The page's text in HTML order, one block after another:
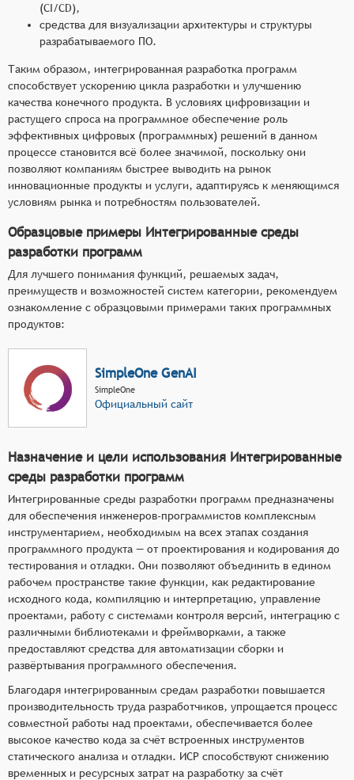
(CI/CD),
средства для визуализации архитектуры и структуры
разрабатываемого ПО.
Таким образом, интегрированная разработка программ
способствует ускорению цикла разработки и улучшению
качества конечного продукта. В условиях цифровизации и
растущего спроса на программное обеспечение роль
эффективных цифровых (программных) решений в данном
процессе становится всё более значимой, поскольку они
позволяют компаниям быстрее выводить на рынок
инновационные продукты и услуги, адаптируясь к меняющимся
условиям рынка и потребностям пользователей.
Образцовые примеры Интегрированные среды
разработки программ
Для лучшего понимания функций, решаемых задач,
преимуществ и возможностей систем категории, рекомендуем
ознакомление с образцовыми примерами таких программных
продуктов:
SimpleOne GenAI
SimpleOne
Официальный сайт
Назначение и цели использования Интегрированные
среды разработки программ
Интегрированные среды разработки программ предназначены
для обеспечения инженеров-программистов комплексным
инструментарием, необходимым на всех этапах создания
программного продукта — от проектирования и кодирования до
тестирования и отладки. Они позволяют объединить в едином
рабочем пространстве такие функции, как редактирование
исходного кода, компиляцию и интерпретацию, управление
проектами, работу с системами контроля версий, интеграцию с
различными библиотеками и фреймворками, а также
предоставляют средства для автоматизации сборки и
развёртывания программного обеспечения.
Благодаря интегрированным средам разработки повышается
производительность труда разработчиков, упрощается процесс
совместной работы над проектами, обеспечивается более
высокое качество кода за счёт встроенных инструментов
статического анализа и отладки. ИСР способствуют снижению
временных и ресурсных затрат на разработку за счёт